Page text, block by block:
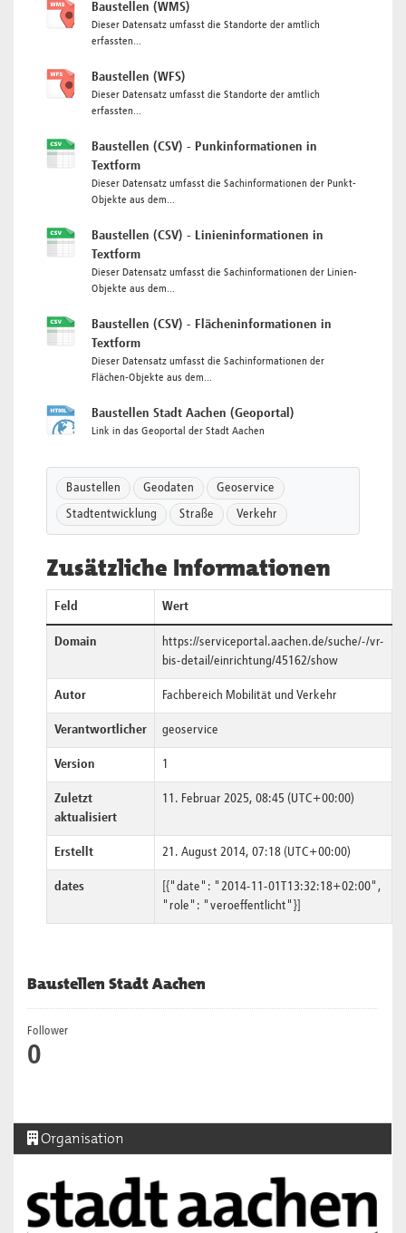
Baustellen Stadt Aachen
Follower
0
Organisation
Baustellen (WMS)
Dieser Datensatz umfasst die Standorte der amtlich
erfassten...
Baustellen (WFS)
Dieser Datensatz umfasst die Standorte der amtlich
erfassten...
Baustellen (CSV) - Punkinformationen in
Textform
Dieser Datensatz umfasst die Sachinformationen der Punkt-
Objekte aus dem...
Baustellen (CSV) - Linieninformationen in
Textform
Dieser Datensatz umfasst die Sachinformationen der Linien-
Objekte aus dem...
Baustellen (CSV) - Flächeninformationen in
Textform
Dieser Datensatz umfasst die Sachinformationen der
Flächen-Objekte aus dem...
Baustellen Stadt Aachen (Geoportal)
Link in das Geoportal der Stadt Aachen
Baustellen Geodaten Geoservice
Stadtentwicklung Straße Verkehr
Zusätzliche Informationen
Feld Wert
Domain
https://serviceportal.aachen.de/suche/-/vr-
bis-detail/einrichtung/45162/show
Autor Fachbereich Mobilität und Verkehr
Verantwortlicher geoservice
Version 1
Zuletzt
aktualisiert
11. Februar 2025, 08:45 (UTC+00:00)
Erstellt 21. August 2014, 07:18 (UTC+00:00)
dates
[{"date": "2014-11-01T13:32:18+02:00",
"role": "veroeffentlicht"}]